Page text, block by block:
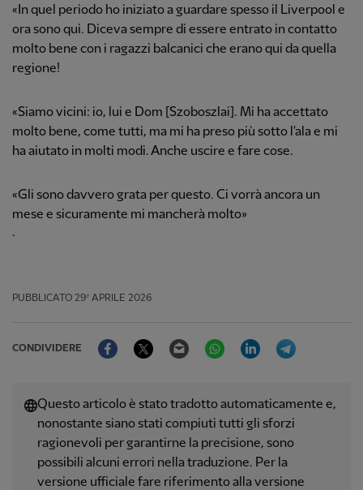
«In quel periodo ho iniziato a guardare spesso il Liverpool e
ora sono qui. Diceva sempre di essere entrato in contatto
molto bene con i ragazzi balcanici che erano qui da quella
regione!
«Siamo vicini: io, lui e Dom [Szoboszlai]. Mi ha accettato
molto bene, come tutti, ma mi ha preso più sotto l'ala e mi
ha aiutato in molti modi. Anche uscire e fare cose.
«Gli sono davvero grata per questo. Ci vorrà ancora un
mese e sicuramente mi mancherà molto»
.
PUBBLICATO 29º APRILE 2026
CONDIVIDERE
FacebookTwitter Email WhatsAppLinkedIn
Questo articolo è stato tradotto automaticamente e,
nonostante siano stati compiuti tutti gli sforzi
ragionevoli per garantirne la precisione, sono
possibili alcuni errori nella traduzione. Per la
versione ufficiale fare riferimento alla versione